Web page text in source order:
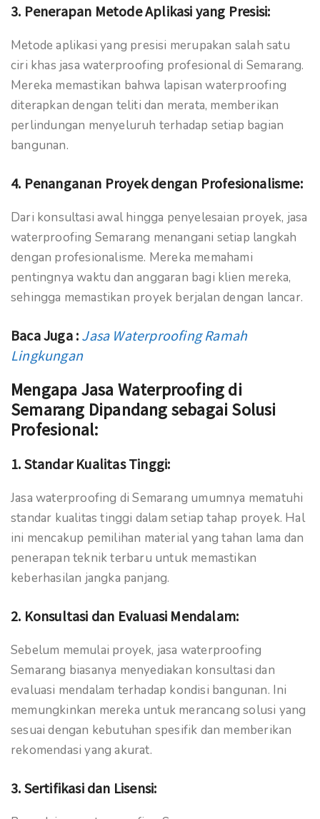
3. Penerapan Metode Aplikasi yang Presisi:
Metode aplikasi yang presisi merupakan salah satu
ciri khas jasa waterproofing profesional di Semarang.
Mereka memastikan bahwa lapisan waterproofing
diterapkan dengan teliti dan merata, memberikan
perlindungan menyeluruh terhadap setiap bagian
bangunan.
4. Penanganan Proyek dengan Profesionalisme:
Dari konsultasi awal hingga penyelesaian proyek, jasa
waterproofing Semarang menangani setiap langkah
dengan profesionalisme. Mereka memahami
pentingnya waktu dan anggaran bagi klien mereka,
sehingga memastikan proyek berjalan dengan lancar.
Baca Juga : Jasa Waterproofing Ramah
Lingkungan
Mengapa Jasa Waterproofing di
Semarang Dipandang sebagai Solusi
Profesional:
1. Standar Kualitas Tinggi:
Jasa waterproofing di Semarang umumnya mematuhi
standar kualitas tinggi dalam setiap tahap proyek. Hal
ini mencakup pemilihan material yang tahan lama dan
penerapan teknik terbaru untuk memastikan
keberhasilan jangka panjang.
2. Konsultasi dan Evaluasi Mendalam:
Sebelum memulai proyek, jasa waterproofing
Semarang biasanya menyediakan konsultasi dan
evaluasi mendalam terhadap kondisi bangunan. Ini
memungkinkan mereka untuk merancang solusi yang
sesuai dengan kebutuhan spesifik dan memberikan
rekomendasi yang akurat.
3. Sertifikasi dan Lisensi: